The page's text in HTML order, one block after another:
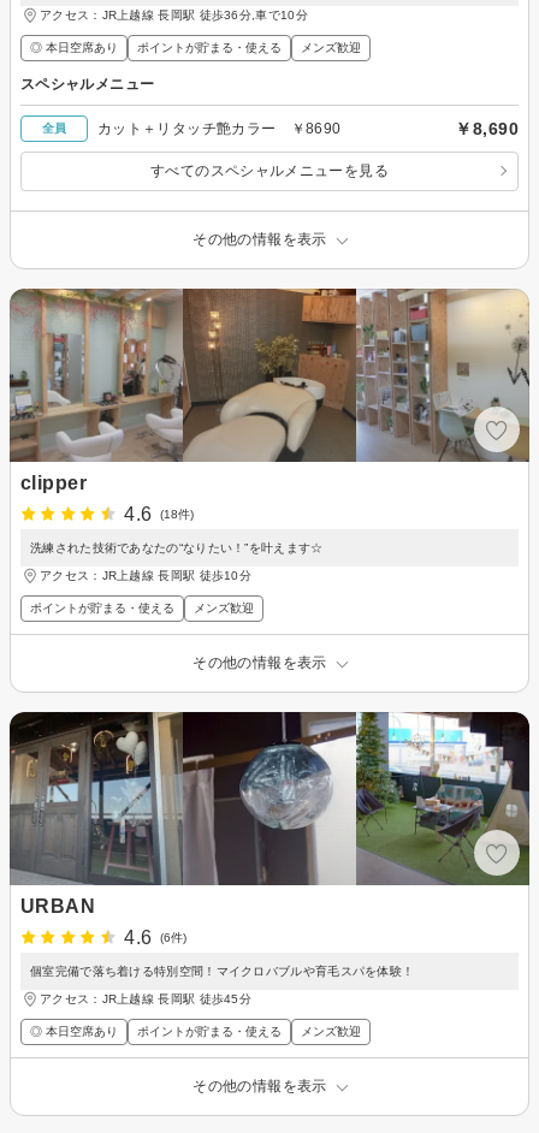
アクセス：JR上越線 長岡駅 徒歩36分,車で10分
◎ 本日空席あり ポイントが貯まる・使える メンズ歓迎
スペシャルメニュー
全員 カット＋リタッチ艶カラー ￥8690 ￥8,690
すべてのスペシャルメニューを見る
その他の情報を表示
clipper
4.6
(18件)
洗練された技術であなたの“なりたい！”を叶えます☆
アクセス：JR上越線 長岡駅 徒歩10分
ポイントが貯まる・使える メンズ歓迎
その他の情報を表示
URBAN
4.6
(6件)
個室完備で落ち着ける特別空間！マイクロバブルや育毛スパを体験！
アクセス：JR上越線 長岡駅 徒歩45分
◎ 本日空席あり ポイントが貯まる・使える メンズ歓迎
その他の情報を表示